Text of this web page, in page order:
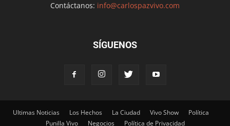
Contáctanos: info@carlospazvivo.com
SÍGUENOS
Ultimas Noticias Los Hechos La Ciudad Vivo Show
Política
Punilla Vivo
Negocios Política de Privacidad